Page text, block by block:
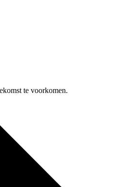
te voorkomen.